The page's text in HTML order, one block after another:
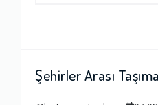
Şehirler Arası Taşıma